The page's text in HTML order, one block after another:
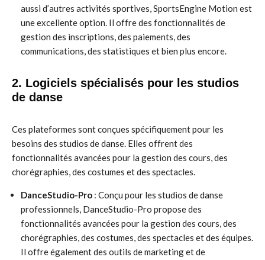
aussi d’autres activités sportives, SportsEngine Motion est
une excellente option. Il offre des fonctionnalités de
gestion des inscriptions, des paiements, des
communications, des statistiques et bien plus encore.
2. Logiciels spécialisés pour les studios
de danse
Ces plateformes sont conçues spécifiquement pour les
besoins des studios de danse. Elles offrent des
fonctionnalités avancées pour la gestion des cours, des
chorégraphies, des costumes et des spectacles.
DanceStudio-Pro : Conçu pour les studios de danse
professionnels, DanceStudio-Pro propose des
fonctionnalités avancées pour la gestion des cours, des
chorégraphies, des costumes, des spectacles et des équipes.
Il offre également des outils de marketing et de